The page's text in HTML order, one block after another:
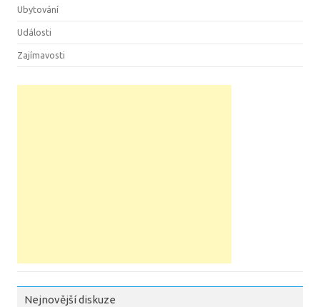
Ubytování
Události
Zajímavosti
Nejnovější diskuze